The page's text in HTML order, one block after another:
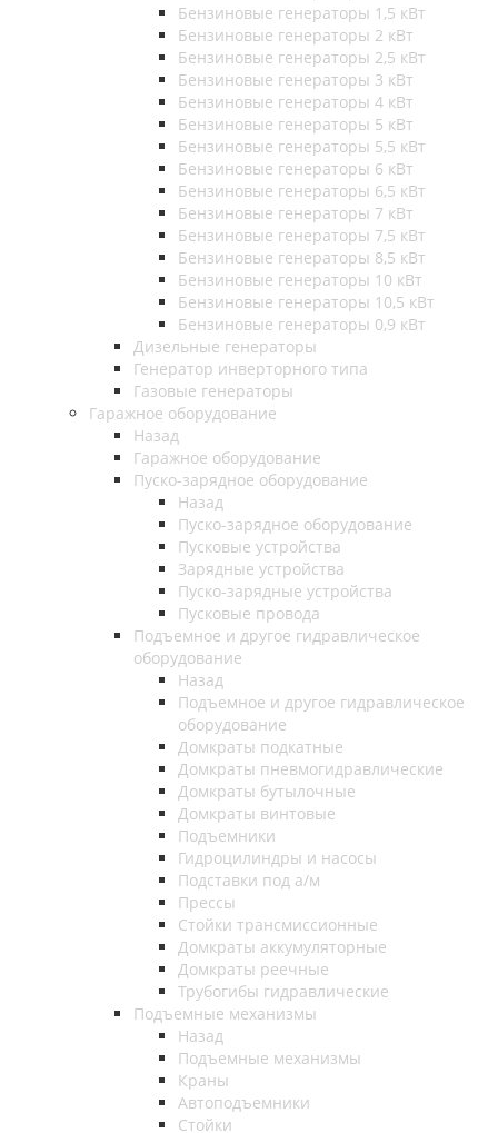
Бензиновые генераторы 1,5 кВт
Бензиновые генераторы 2 кВт
Бензиновые генераторы 2,5 кВт
Бензиновые генераторы 3 кВт
Бензиновые генераторы 4 кВт
Бензиновые генераторы 5 кВт
Бензиновые генераторы 5,5 кВт
Бензиновые генераторы 6 кВт
Бензиновые генераторы 6,5 кВт
Бензиновые генераторы 7 кВт
Бензиновые генераторы 7,5 кВт
Бензиновые генераторы 8,5 кВт
Бензиновые генераторы 10 кВт
Бензиновые генераторы 10,5 кВт
Бензиновые генераторы 0,9 кВт
Дизельные генераторы
Генератор инверторного типа
Газовые генераторы
Гаражное оборудование
Назад
Гаражное оборудование
Пуско-зарядное оборудование
Назад
Пуско-зарядное оборудование
Пусковые устройства
Зарядные устройства
Пуско-зарядные устройства
Пусковые провода
Подъемное и другое гидравлическое
оборудование
Назад
Подъемное и другое гидравлическое
оборудование
Домкраты подкатные
Домкраты пневмогидравлические
Домкраты бутылочные
Домкраты винтовые
Подъемники
Гидроцилиндры и насосы
Подставки под а/м
Прессы
Стойки трансмиссионные
Домкраты аккумуляторные
Домкраты реечные
Трубогибы гидравлические
Подъемные механизмы
Назад
Подъемные механизмы
Краны
Автоподъемники
Стойки